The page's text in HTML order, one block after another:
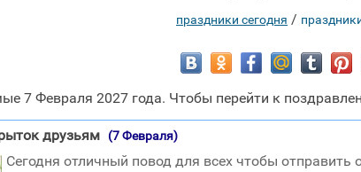
праздники сегодня /
7 Февраля 2027 года. Чтобы перейти к
друзьям (7 Февраля)
Сегодня отличный повод для всех чтобы